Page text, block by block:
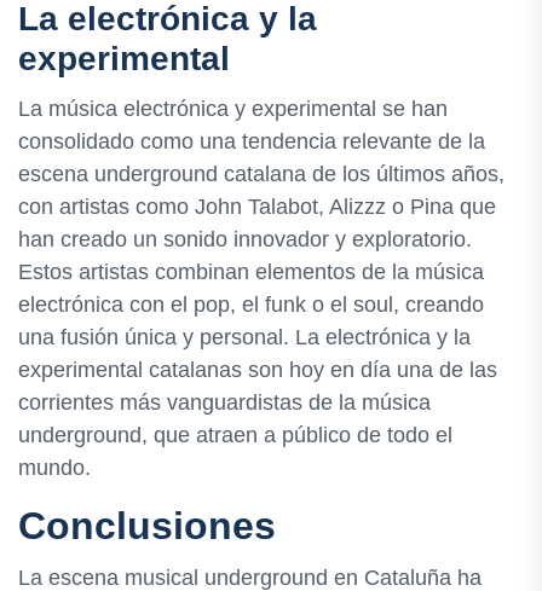
La electrónica y la
experimental
La música electrónica y experimental se han
consolidado como una tendencia relevante de la
escena underground catalana de los últimos años,
con artistas como John Talabot, Alizzz o Pina que
han creado un sonido innovador y exploratorio.
Estos artistas combinan elementos de la música
electrónica con el pop, el funk o el soul, creando
una fusión única y personal. La electrónica y la
experimental catalanas son hoy en día una de las
corrientes más vanguardistas de la música
underground, que atraen a público de todo el
mundo.
Conclusiones
La escena musical underground en Cataluña ha